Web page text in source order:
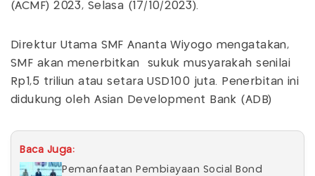
(ACMF) 2023, Selasa (17/10/2023).
Direktur Utama SMF Ananta Wiyogo mengatakan,
SMF akan menerbitkan sukuk musyarakah senilai
Rp1,5 triliun atau setara USD100 juta. Penerbitan ini
didukung oleh Asian Development Bank (ADB)
Baca Juga:
Pemanfaatan Pembiayaan Social Bond